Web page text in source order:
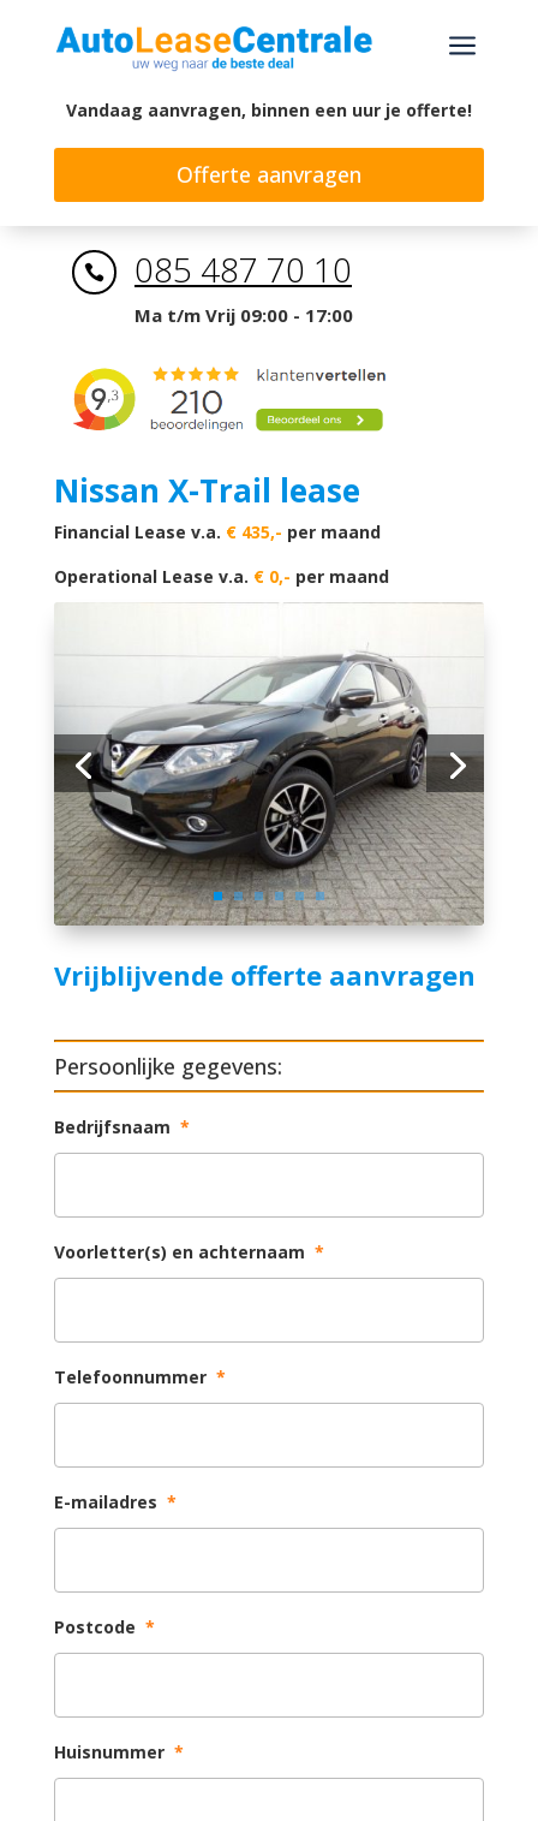
a
Vandaag aanvragen, binnen een uur je offerte!
Offerte aanvragen
 085 487 70 10
Ma t/m Vrij 09:00 - 17:00
Nissan X-Trail lease
Financial Lease v.a. € 435,- per maand
Operational Lease v.a. € 0,- per maand
Vrijblijvende offerte aanvragen
Persoonlijke gegevens:
Bedrijfsnaam *
Voorletter(s) en achternaam *
Telefoonnummer *
E-mailadres *
Postcode *
Huisnummer *